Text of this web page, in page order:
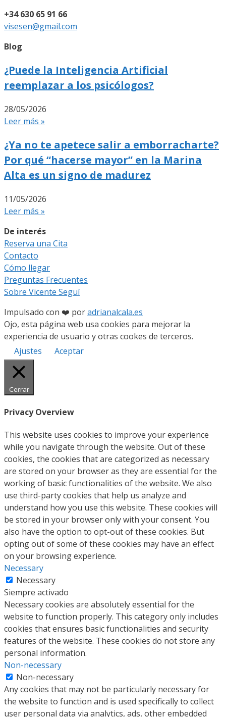
+34 630 65 91 66
visesen@gmail.com
Blog
¿Puede la Inteligencia Artificial
reemplazar a los psicólogos?
28/05/2026
Leer más »
¿Ya no te apetece salir a emborracharte?
Por qué “hacerse mayor” en la Marina
Alta es un signo de madurez
11/05/2026
Leer más »
De interés
Reserva una Cita
Contacto
Cómo llegar
Preguntas Frecuentes
Sobre Vicente Seguí
Impulsado con ❤️ poradrianalcala.es
Ojo, esta página web usa cookies para mejorar la
experiencia de usuario y otras cookes de terceros.
Ajustes
Aceptar
Cerrar
Privacy Overview
This website uses cookies to improve your experience
while you navigate through the website. Out of these
cookies, the cookies that are categorized as necessary
are stored on your browser as they are essential for the
working of basic functionalities of the website. We also
use third-party cookies that help us analyze and
understand how you use this website. These cookies will
be stored in your browser only with your consent. You
also have the option to opt-out of these cookies. But
opting out of some of these cookies may have an effect
on your browsing experience.
Necessary
Necessary
Siempre activado
Necessary cookies are absolutely essential for the
website to function properly. This category only includes
cookies that ensures basic functionalities and security
features of the website. These cookies do not store any
personal information.
Non-necessary
Non-necessary
Any cookies that may not be particularly necessary for
the website to function and is used specifically to collect
user personal data via analytics, ads, other embedded